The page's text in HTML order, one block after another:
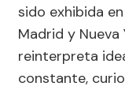
sido exhibida
Madrid y Nueva
reinterpreta
constante,